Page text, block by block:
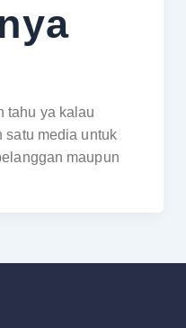
tahu ya kalau
satu media untuk
maupun